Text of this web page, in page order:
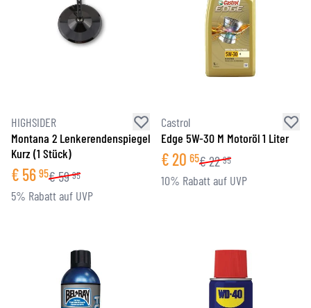
HIGHSIDER
Montana 2 Lenkerendenspiegel
Kurz (1 Stück)
€ 56 95€59 95
5% Rabatt auf UVP
Castrol
Edge 5W-30 M Motoröl 1 Liter
€20 65€22 95
10% Rabatt auf UVP